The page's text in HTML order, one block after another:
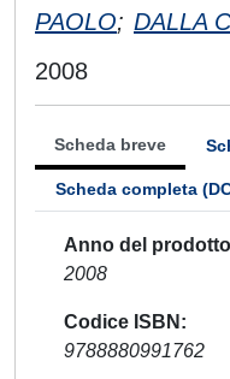
PAOLO; DALLA
2008
Scheda breve
Scheda completa
Anno del prodotto
2008
Codice ISBN
9788880991762